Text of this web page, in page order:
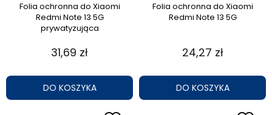
Folia ochronna do Xiaomi
Redmi Note 13 5G
prywatyzująca
31,69 zł
DO KOSZYKA
Folia ochronna do Xiaomi
Redmi Note 13 5G
24,27 zł
DO KOSZYKA